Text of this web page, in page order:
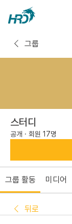
그룹
스터디
공개 · 회원 17명
그룹 활동 미디어
뒤로